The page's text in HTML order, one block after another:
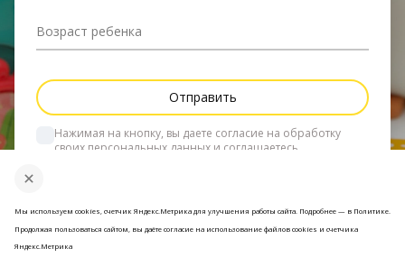
Возраст ребенка
Нажимая на кнопку, вы даете согласие на обработку
своих персональных данных и соглашаетесь
Мы используем cookies, счетчик Яндекс.Метрика для улучшения работы сайта. Подробнее — в Политике.
Продолжая пользоваться сайтом, вы даёте согласие на использование файлов cookies и счетчика
Яндекс.Метрика